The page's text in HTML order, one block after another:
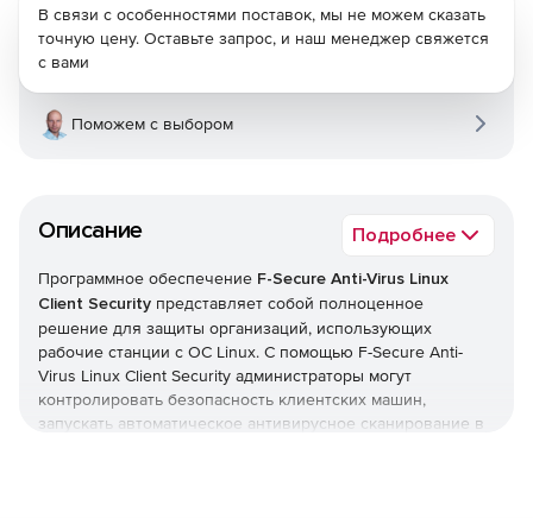
Описание Подробнее
Программное обеспечение F-Secure Anti-Virus Linux
Client Security представляет собой полноценное
решение для защиты организаций, использующих
рабочие станции с ОС Linux. С помощью F-Secure Anti-
Virus Linux Client Security администраторы могут
контролировать безопасность клиентских машин,
запускать автоматическое антивирусное сканирование в
В связи с особенностями поставок, мы не можем сказать
точную цену. Оставьте запрос, и наш менеджер свяжется
с вами
Поможем с выбором